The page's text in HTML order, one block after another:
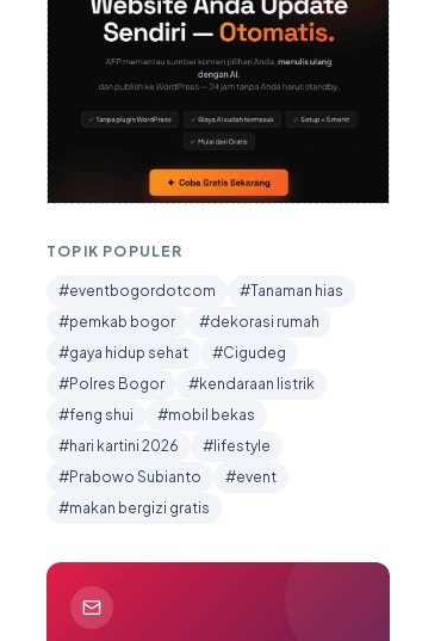
TOPIK POPULER
#eventbogordotcom
#Tanaman hias
#pemkab bogor
#dekorasi rumah
#gaya hidup sehat
#Cigudeg
#Polres Bogor
#kendaraan listrik
#feng shui
#mobil bekas
#hari kartini 2026
#lifestyle
#Prabowo Subianto
#event
#makan bergizi gratis